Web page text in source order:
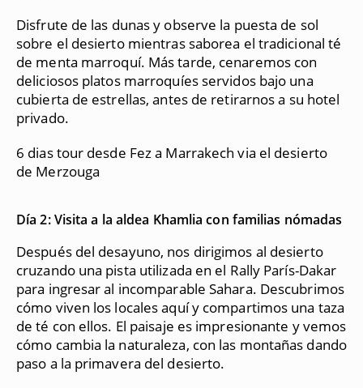
Disfrute de las dunas y observe la puesta de sol
sobre el desierto mientras saborea el tradicional té
de menta marroquí. Más tarde, cenaremos con
deliciosos platos marroquíes servidos bajo una
cubierta de estrellas, antes de retirarnos a su hotel
privado.
6 dias tour desde Fez a Marrakech via el desierto
de Merzouga
Día 2: Visita a la aldea Khamlia con familias nómadas
Después del desayuno, nos dirigimos al desierto
cruzando una pista utilizada en el Rally París-Dakar
para ingresar al incomparable Sahara. Descubrimos
cómo viven los locales aquí y compartimos una taza
de té con ellos. El paisaje es impresionante y vemos
cómo cambia la naturaleza, con las montañas dando
paso a la primavera del desierto.